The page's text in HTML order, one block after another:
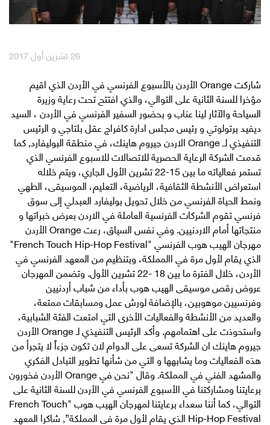
26 تشرين أول 2017
شاركت Orange الأردن بالأسبوع الفرنسي في الأردن الذي اقيم
مؤخرا للسنة الثانية على التوالي، والذي افتتح تحت رعاية وزيرة
السياحة والآثار لينا عناب و بحضور السفير الفرنسي في الأردن ، السيد
ديفيد برتولوتي و رئيس مجلس ادارة كافراج عقل بلتاجي و الرئيس
التنفيذي لــ Orange الاردن جيروم هاينك، في منطقة البوليفارد, كما
قدمت الشركة الرعاية الحصرية للاتصالات للاسبوع الفرنسي الذي
تستمر فعالياته ما بين 15-22 تشرين الأول الجاري، ويتم خلاله
استعراض الأنشطة الثقافية، الرياضية، التعليم، الموسيقى، الطهي
ونمط الحياة الفرنسي من خلال تحويل بوليفارد العبدلي إلى سوق
فرنسي تقوم الشركات الفرنسية العاملة في الاردن بعرض خبراتها و
منتجاتها أمام الاردنيين. وفي نفس السياق، رعت Orange الأردن
مهرجان الهيب هوب الفرنسي "French Touch Hip-Hop Festival"
الذي يقام لأول مرة في االمملكة، وبتنظيم من المعهد الفرنسي في
الأردن، خلال الفترة ما بين 18 -22 تشرين الأول. وتضمن المهرجان
عروض رقص موسيقى الهيب هوب بأداء من شباب أردنيين
وفرنسيين موهوبين، بالإضافة لورش عمل ومسابقات ممتعة،
والعديد من الأنشطة والفعاليات الأخرى التي امتعت الفئة الشبابية،
واستحوذت على اهتمامهم. وأكد الرئيس التنفيذي لـ Orange الأردن
جيروم هاينك ان الشركة تسعى على الدوام لان تكون جزءاً لا يتجرأ من
هذه الفعاليات وما يشابهها و التي من شأنها تطوير التبادل الفكري
والمشهد الفني في المملكة. وقال "نحن في Orange الأردن فخورون
برعايتنا ومشاركتنا في الأسبوع الفرنسي في الأردن للسنة الثانية على
التوالي، كما أننا سعداء برعايتنا لمهرجان الهيب هوب "French Touch
Hip-Hop Festival الذي يقام لأول مرة في المملكة”, شاكرا المعهد